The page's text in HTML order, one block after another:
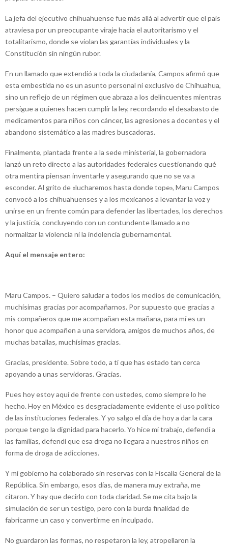
La jefa del ejecutivo chihuahuense fue más allá al advertir que el país
atraviesa por un preocupante viraje hacia el autoritarismo y el
totalitarismo, donde se violan las garantías individuales y la
Constitución sin ningún rubor.
En un llamado que extendió a toda la ciudadanía, Campos afirmó que
esta embestida no es un asunto personal ni exclusivo de Chihuahua,
sino un reflejo de un régimen que abraza a los delincuentes mientras
persigue a quienes hacen cumplir la ley, recordando el desabasto de
medicamentos para niños con cáncer, las agresiones a docentes y el
abandono sistemático a las madres buscadoras.
Finalmente, plantada frente a la sede ministerial, la gobernadora
lanzó un reto directo a las autoridades federales cuestionando qué
otra mentira piensan inventarle y asegurando que no se va a
esconder. Al grito de «lucharemos hasta donde tope», Maru Campos
convocó a los chihuahuenses y a los mexicanos a levantar la voz y
unirse en un frente común para defender las libertades, los derechos
y la justicia, concluyendo con un contundente llamado a no
normalizar la violencia ni la indolencia gubernamental.
Aquí el mensaje entero:
Maru Campos. – Quiero saludar a todos los medios de comunicación,
muchísimas gracias por acompañarnos. Por supuesto que gracias a
mis compañeros que me acompañan esta mañana, para mí es un
honor que acompañen a una servidora, amigos de muchos años, de
muchas batallas, muchísimas gracias.
Gracias, presidente. Sobre todo, a ti que has estado tan cerca
apoyando a unas servidoras. Gracias.
Pues hoy estoy aquí de frente con ustedes, como siempre lo he
hecho. Hoy en México es desgraciadamente evidente el uso político
de las instituciones federales. Y yo salgo el día de hoy a dar la cara
porque tengo la dignidad para hacerlo. Yo hice mi trabajo, defendí a
las familias, defendí que esa droga no llegara a nuestros niños en
forma de droga de adicciones.
Y mi gobierno ha colaborado sin reservas con la Fiscalía General de la
República. Sin embargo, esos días, de manera muy extraña, me
citaron. Y hay que decirlo con toda claridad. Se me cita bajo la
simulación de ser un testigo, pero con la burda finalidad de
fabricarme un caso y convertirme en inculpado.
No guardaron las formas, no respetaron la ley, atropellaron la